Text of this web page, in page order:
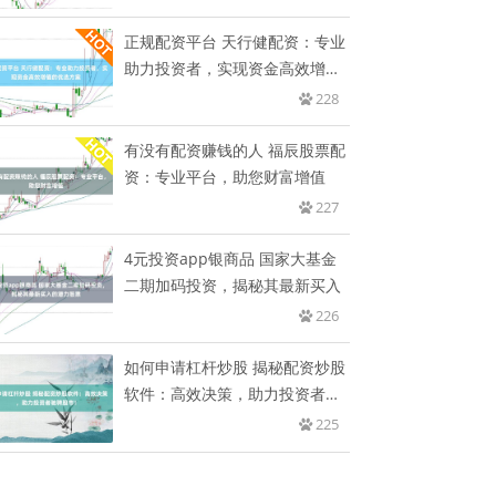
正规配资平台 天行健配资：专业
助力投资者，实现资金高效增值
228
有没有配资赚钱的人 福辰股票配
资：专业平台，助您财富增值
227
4元投资app银商品 国家大基金
二期加码投资，揭秘其最新买入
226
如何申请杠杆炒股 揭秘配资炒股
软件：高效决策，助力投资者驰
225